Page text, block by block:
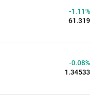
-1.11%
61.318
-0.08%
1.34543